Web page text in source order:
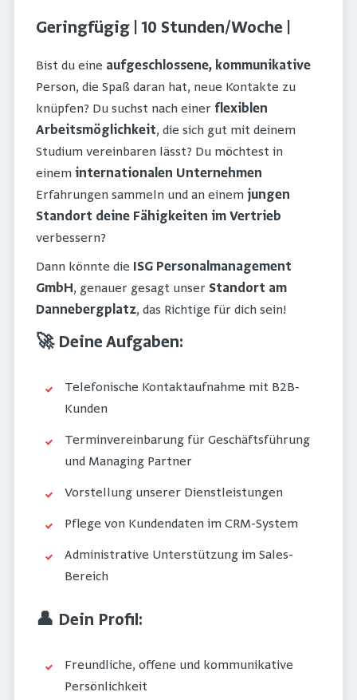
Geringfügig | 10 Stunden/Woche |
Bist du eine aufgeschlossene, kommunikative
Person, die Spaß daran hat, neue Kontakte zu
knüpfen? Du suchst nach einer flexiblen
Arbeitsmöglichkeit, die sich gut mit deinem
Studium vereinbaren lässt? Du möchtest in
einem internationalen Unternehmen
Erfahrungen sammeln und an einem jungen
Standort deine Fähigkeiten im Vertrieb
verbessern?
Dann könnte die ISG Personalmanagement
GmbH, genauer gesagt unser Standort am
Dannebergplatz, das Richtige für dich sein!
🚀 Deine Aufgaben:
Telefonische Kontaktaufnahme mit B2B-
Kunden
Terminvereinbarung für Geschäftsführung
und Managing Partner
Vorstellung unserer Dienstleistungen
Pflege von Kundendaten im CRM-System
Administrative Unterstützung im Sales-
Bereich
👤 Dein Profil:
Freundliche, offene und kommunikative
Persönlichkeit